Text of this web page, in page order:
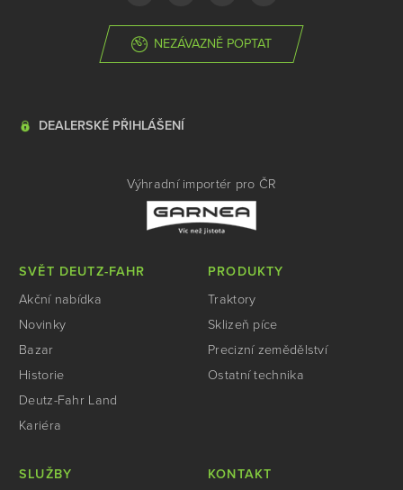
NEZÁVAZNĚ POPTAT
DEALERSKÉ PŘIHLÁŠENÍ
Výhradní importér pro ČR
SVĚT DEUTZ-FAHR
Akční nabídka
Novinky
Bazar
Historie
Deutz-Fahr Land
Kariéra
PRODUKTY
Traktory
Sklizeň píce
Precizní zemědělství
Ostatní technika
SLUŽBY KONTAKT